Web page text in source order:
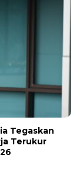
Tegaskan
Terukur